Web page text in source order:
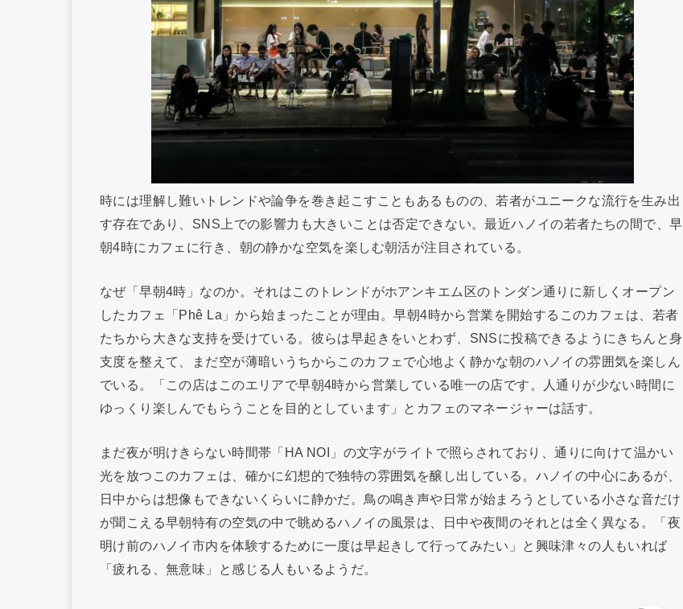
時には理解し難いトレンドや論争を巻き起こすこともあるものの、若者がユニークな流行を生み出
す存在であり、SNS上での影響力も大きいことは否定できない。最近ハノイの若者たちの間で、早
朝4時にカフェに行き、朝の静かな空気を楽しむ朝活が注目されている。
なぜ「早朝4時」なのか。それはこのトレンドがホアンキエム区のトンダン通りに新しくオープン
したカフェ「Phê La」から始まったことが理由。早朝4時から営業を開始するこのカフェは、若者
たちから大きな支持を受けている。彼らは早起きをいとわず、SNSに投稿できるようにきちんと身
支度を整えて、まだ空が薄暗いうちからこのカフェで心地よく静かな朝のハノイの雰囲気を楽しん
でいる。「この店はこのエリアで早朝4時から営業している唯一の店です。人通りが少ない時間に
ゆっくり楽しんでもらうことを目的としています」とカフェのマネージャーは話す。
まだ夜が明けきらない時間帯「HA NOI」の文字がライトで照らされており、通りに向けて温かい
光を放つこのカフェは、確かに幻想的で独特の雰囲気を醸し出している。ハノイの中心にあるが、
日中からは想像もできないくらいに静かだ。鳥の鳴き声や日常が始まろうとしている小さな音だけ
が聞こえる早朝特有の空気の中で眺めるハノイの風景は、日中や夜間のそれとは全く異なる。「夜
明け前のハノイ市内を体験するために一度は早起きして行ってみたい」と興味津々の人もいれば
「疲れる、無意味」と感じる人もいるようだ。